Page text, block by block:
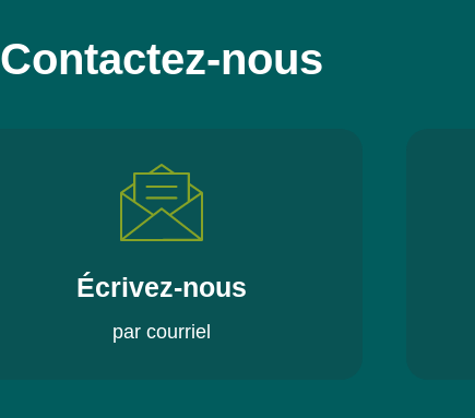
Contactez-nous
Écrivez-nous
par courriel